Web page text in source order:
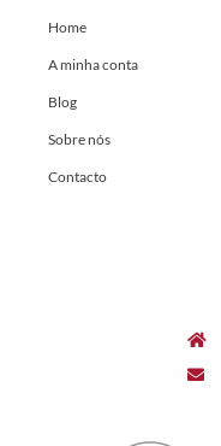
Home
A minha conta
Blog
Sobre nós
Contacto